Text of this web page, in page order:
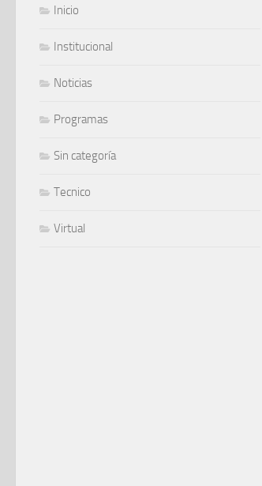
Inicio
Institucional
Noticias
Programas
Sin categoría
Tecnico
Virtual